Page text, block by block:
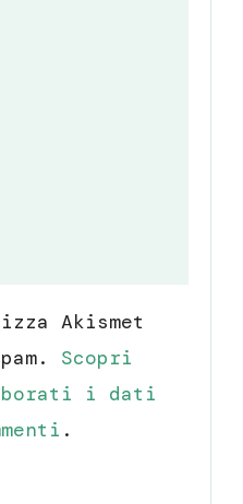
Akismet
Scopri
i dati
.